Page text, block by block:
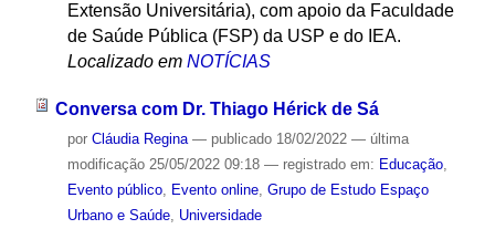
Extensão Universitária), com apoio da Faculdade
de Saúde Pública (FSP) da USP e do IEA.
Localizado em NOTÍCIAS
Conversa com Dr. Thiago Hérick de Sá
por Cláudia Regina — publicado18/02/2022 — última
modificação25/05/2022 09:18 — registrado em: Educação,
Evento público, Evento online, Grupo de Estudo Espaço
Urbano e Saúde, Universidade